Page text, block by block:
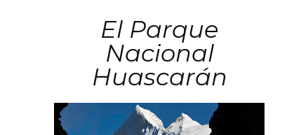
El Parque
Nacional
Huascarán